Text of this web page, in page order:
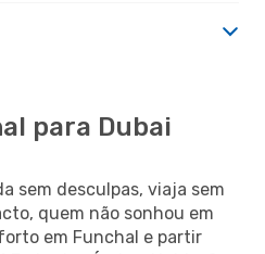
para Dubai
sem desculpas, viaja sem
quem não sonhou em
em Funchal e partir